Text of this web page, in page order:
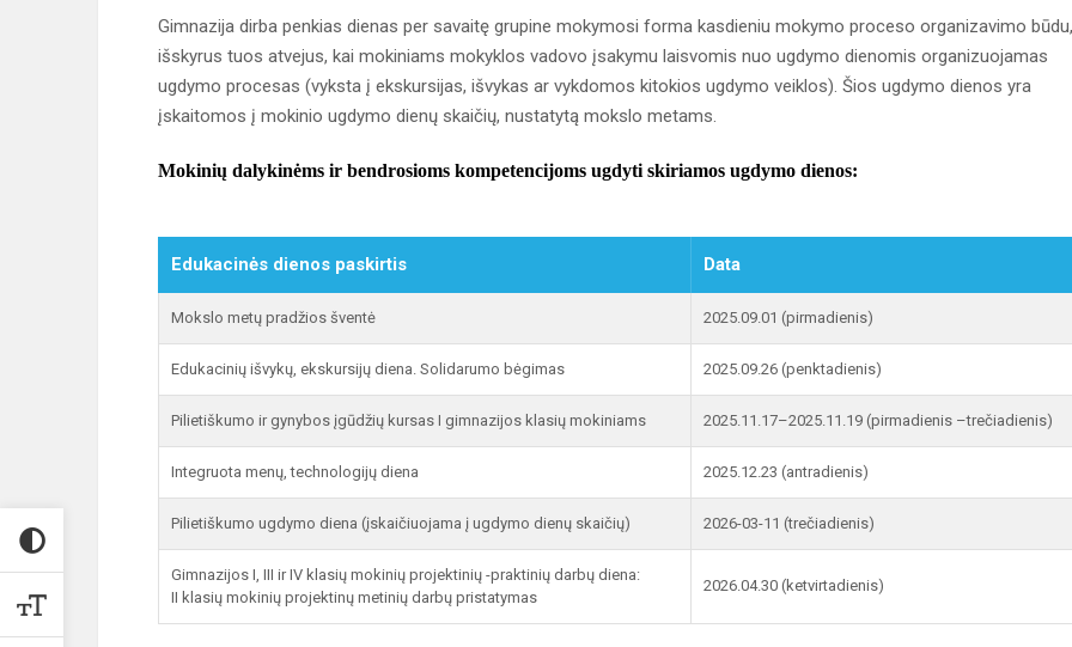
Gimnazija dirba penkias dienas per savaitę grupine mokymosi forma kasdieniu mokymo proceso organizavimo būdu,
išskyrus tuos atvejus, kai mokiniams mokyklos vadovo įsakymu laisvomis nuo ugdymo dienomis organizuojamas
ugdymo procesas (vyksta į ekskursijas, išvykas ar vykdomos kitokios ugdymo veiklos). Šios ugdymo dienos yra
įskaitomos į mokinio ugdymo dienų skaičių, nustatytą mokslo metams.
Mokinių dalykinėms ir bendrosioms kompetencijoms ugdyti skiriamos ugdymo dienos:
Edukacinės dienos paskirtis Data
Mokslo metų pradžios šventė 2025.09.01 (pirmadienis)
Edukacinių išvykų, ekskursijų diena. Solidarumo bėgimas 2025.09.26 (penktadienis)
Pilietiškumo ir gynybos įgūdžių kursas I gimnazijos klasių mokiniams 2025.11.17–2025.11.19 (pirmadienis –trečiadienis)
Integruota menų, technologijų diena 2025.12.23 (antradienis)
Pilietiškumo ugdymo diena (įskaičiuojama į ugdymo dienų skaičių) 2026-03-11 (trečiadienis)
Gimnazijos I, III ir IV klasių mokinių projektinių -praktinių darbų diena:
II klasių mokinių projektinų metinių darbų pristatymas
2026.04.30 (ketvirtadienis)